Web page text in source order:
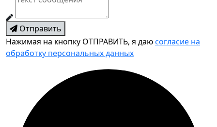
Отправить
Нажимая на кнопку ОТПРАВИТЬ, я даюсогласие на
обработку персональных данных